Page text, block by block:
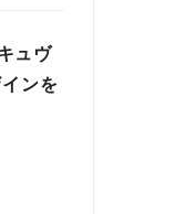
ュヴ
ンを